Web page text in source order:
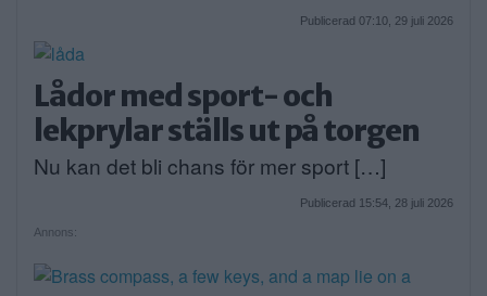
Publicerad 07:10, 29 juli 2026
Lådor med sport- och
lekprylar ställs ut på torgen
Nu kan det bli chans för mer sport […]
Publicerad 15:54, 28 juli 2026
Annons: